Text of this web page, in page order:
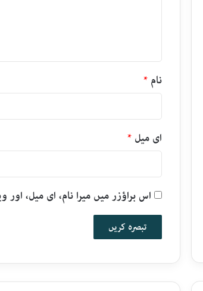
نام*
ای میل*
اس براؤزر میں میرا نام، ای میل،